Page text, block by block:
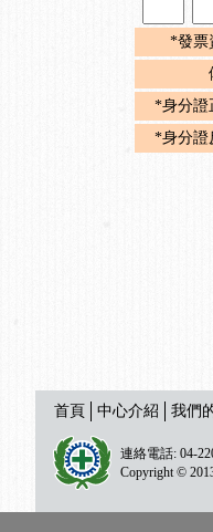
*發票
*身分證
*身分證
首頁 中心介紹 我們
連絡電話: 04-
Copyright ©